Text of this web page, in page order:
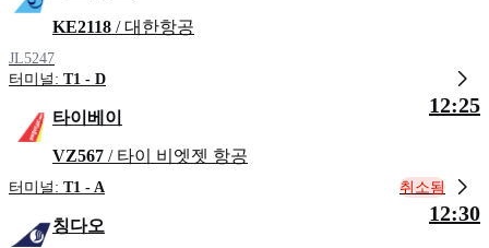
KE2118 / 대한항공
JL5247
터미널: T1 - D
타이베이
VZ567 / 타이 비엣젯 항공
터미널: T1 - A
12:25
취소됨
칭다오
12:30